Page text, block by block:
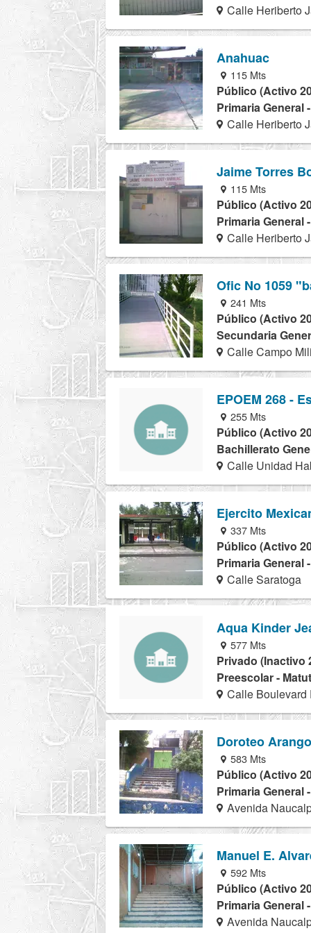
Calle Heriberto
Anahuac
115 Mts
Público (Activo
Primaria General
Calle Heriberto
Jaime Torres
115 Mts
Público (Activo
Primaria General
Calle Heriberto
Ofic No 1059
241 Mts
Público (Activo
Secundaria
Calle Campo
EPOEM 268 -
255 Mts
Público (Activo
Bachillerato
Calle Unidad
Ejercito
337 Mts
Público (Activo
Primaria General
Calle Saratoga
Aqua Kinder
577 Mts
Privado (Inactivo
Preescolar -
Calle Boulevard
Doroteo
583 Mts
Público (Activo
Primaria General
Avenida
Manuel E.
592 Mts
Público (Activo
Primaria General
Avenida